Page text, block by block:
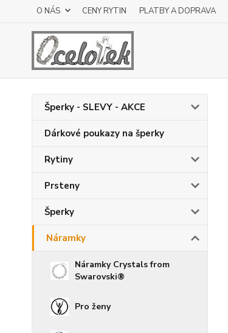
O NÁS CENY RYTIN PLATBY A DOPRAVA
Šperky - SLEVY - AKCE
Dárkové poukazy na šperky
Rytiny
Prsteny
Šperky
Náramky
Náramky Crystals from
Swarovski®
Pro ženy